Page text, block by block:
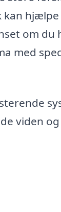
kan hjælpe
om du
med
viden og